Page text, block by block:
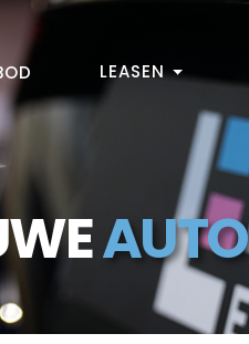
LEASEN
AUTO